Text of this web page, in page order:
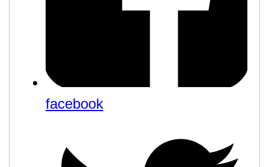
facebook